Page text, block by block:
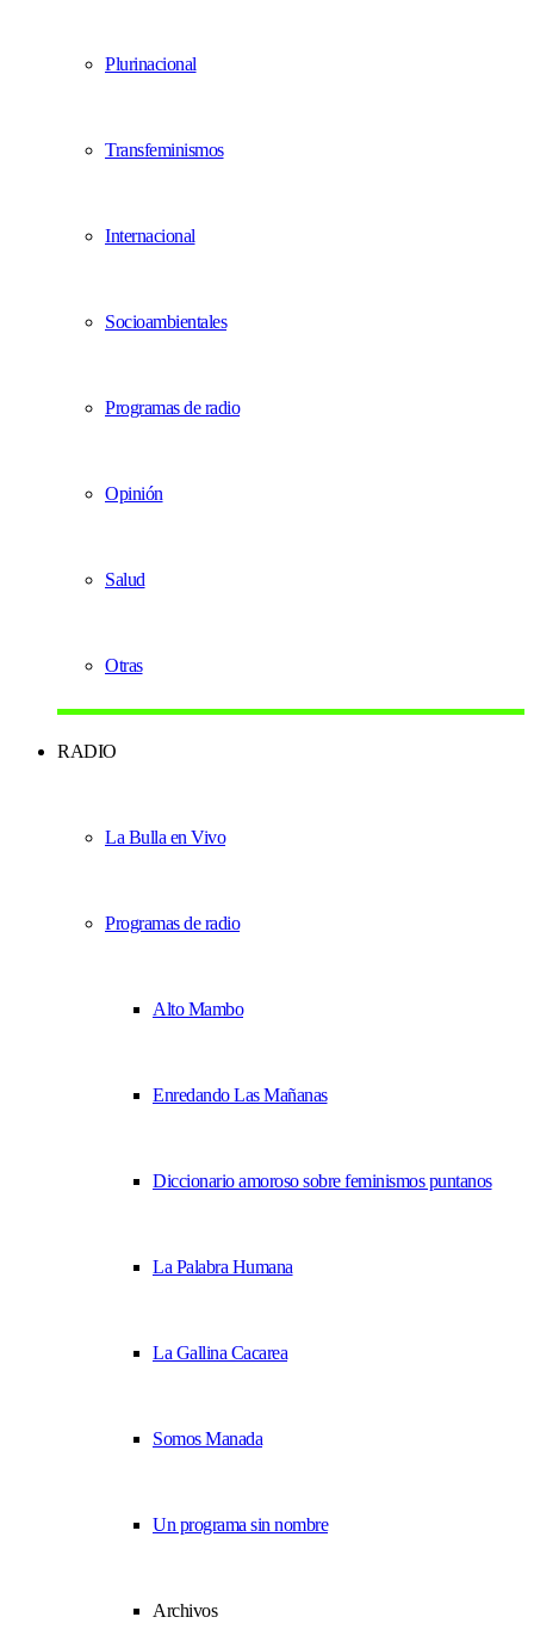
Plurinacional
Transfeminismos
Internacional
Socioambientales
Programas de radio
Opinión
Salud
Otras
RADIO
La Bulla en Vivo
Programas de radio
Alto Mambo
Enredando Las Mañanas
Diccionario amoroso sobre feminismos puntanos
La Palabra Humana
La Gallina Cacarea
Somos Manada
Un programa sin nombre
Archivos